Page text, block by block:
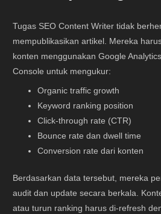
Tugas SEO Content Writer tidak
mempublikasikan artikel. Mereka
konten menggunakan Google
Console untuk mengukur:
Organic traffic growth
Keyword ranking position
Click-through rate (CTR)
Bounce rate dan dwell time
Conversion rate dari konten
Berdasarkan data tersebut, mereka
audit dan update secara berkala.
atau turun ranking harus di-refresh